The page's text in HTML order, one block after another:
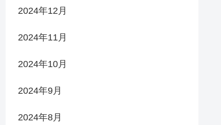
2024年12月
2024年11月
2024年10月
2024年9月
2024年8月